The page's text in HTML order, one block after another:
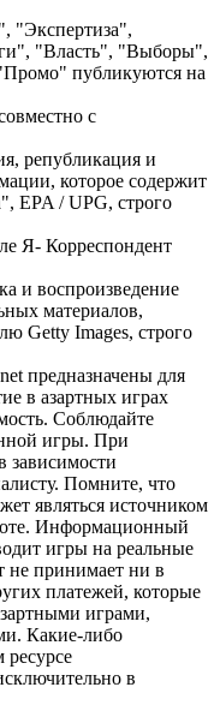
"Экспертиза",
"Власть", "Выборы",
публикуются на
с
републикация и
которое содержит
EPA / UPG, строго
Я- Корреспондент
и воспроизведение
материалов,
Getty Images, строго
предназначены для
в азартных играх
Соблюдайте
игры. При
зависимости
Помните, что
являться источником
Информационный
игры на реальные
не принимает ни в
платежей, которые
играми,
Какие-либо
в